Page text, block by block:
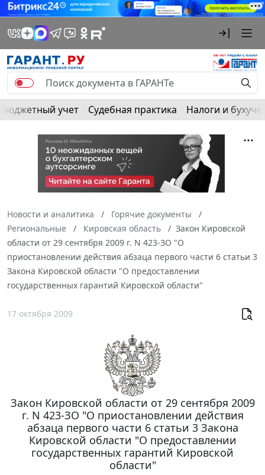
Бюджетный учет Судебная практика Налоги и
Новости и аналитика
Горячие документы
Региональные
Кировская область
Закон Кировской
области от 29 сентября 2009 г. N 423-ЗО "О
приостановлении действия абзаца первого части 6 статьи 3
Закона Кировской области "О предоставлении
государственных гарантий Кировской области"
17 октября 2009
Закон Кировской области от 29 сентября 2009
г. N 423-ЗО "О приостановлении действия
абзаца первого части 6 статьи 3 Закона
Кировской области "О предоставлении
государственных гарантий Кировской
области"